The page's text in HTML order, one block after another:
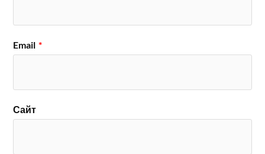
Email *
Сайт